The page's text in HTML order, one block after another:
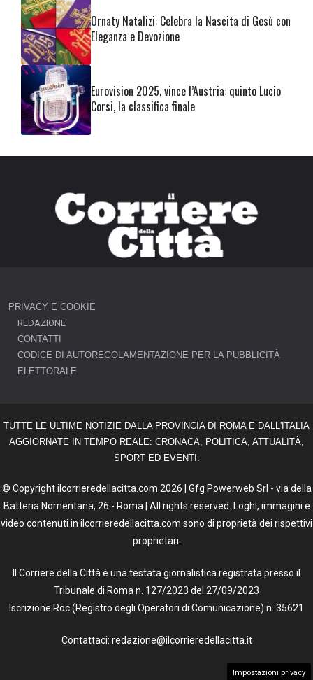
Ornaty Natalizi: Celebra la Nascita di Gesù con
Eleganza e Devozione
Eurovision 2025, vince l’Austria: quinto Lucio
Corsi, la classifica finale
PRIVACY E COOKIE
REDAZIONE
CONTATTI
CODICE DI AUTOREGOLAMENTAZIONE PER LA PUBBLICITÀ
ELETTORALE
TUTTE LE ULTIME NOTIZIE DALLA PROVINCIA DI ROMA E DALL'ITALIA
AGGIORNATE IN TEMPO REALE: CRONACA, POLITICA, ATTUALITÀ,
SPORT ED EVENTI.
© Copyright ilcorrieredellacitta.com 2026 | Gfg Powerweb Srl - via della
Batteria Nomentana, 26 - Roma | All rights reserved. Loghi, immagini e
video contenuti in ilcorrieredellacitta.com sono di proprietà dei rispettivi
proprietari.
Il Corriere della Città è una testata giornalistica registrata presso il
Tribunale di Roma n. 127/2023 del 27/09/2023
Iscrizione Roc (Registro degli Operatori di Comunicazione) n. 35621
Contattaci: redazione@ilcorrieredellacitta.it
Impostazioni privacy